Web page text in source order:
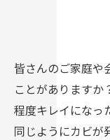
皆さんのご家庭や
ことがありますか
程度キレイになっ
同じようにカビが